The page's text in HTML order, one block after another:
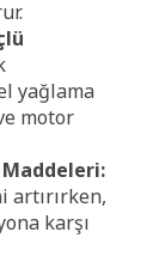
yağlama
motor
artırırken,
karşı